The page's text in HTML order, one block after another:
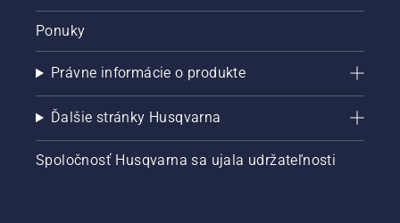
Ponuky
Právne informácie o produkte
Ďalšie stránky Husqvarna
Spoločnosť Husqvarna sa ujala udržateľnosti